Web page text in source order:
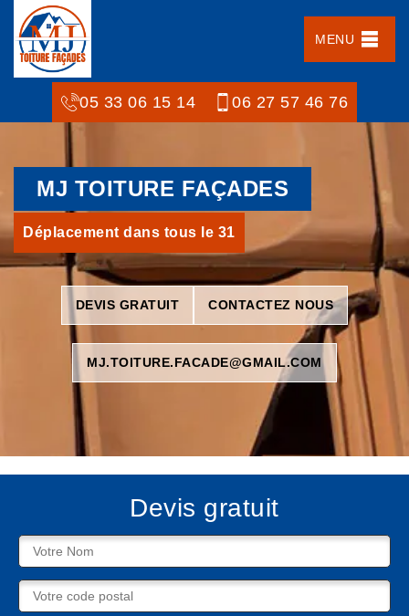
MENU
05 33 06 15 14 06 27 57 46 76
MJ TOITURE FAÇADES
Déplacement dans tous le 31
DEVIS GRATUIT CONTACTEZ NOUS
MJ.TOITURE.FACADE@GMAIL.COM
Devis gratuit